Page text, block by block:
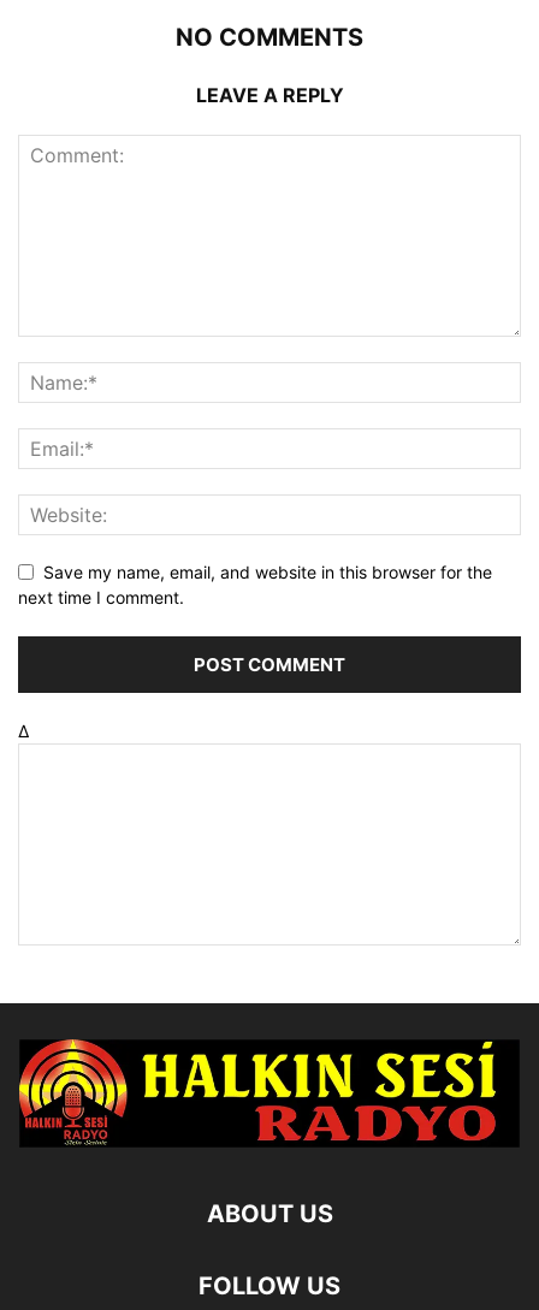
NO COMMENTS
LEAVE A REPLY
Save my name, email, and website in this browser for the
next time I comment.
Δ
ABOUT US
FOLLOW US